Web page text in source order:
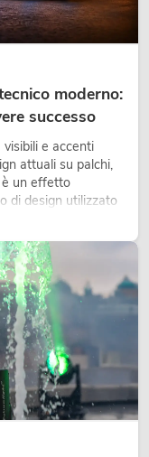
moderno:
successo
e accenti
attuali su palchi,
è un effetto
di design utilizzato
carattere alle
LED tecnici.